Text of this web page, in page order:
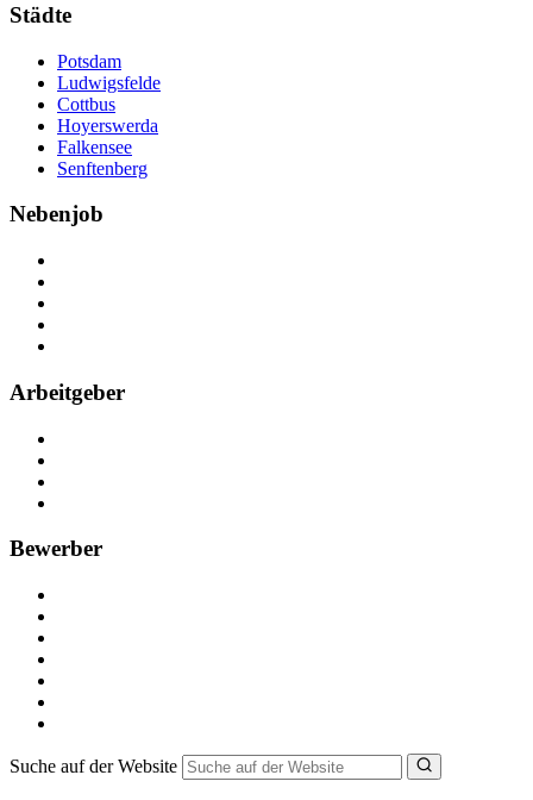
Städte
Potsdam
Ludwigsfelde
Cottbus
Hoyerswerda
Falkensee
Senftenberg
Nebenjob
Arbeitgeber
Bewerber
Suche auf der Website